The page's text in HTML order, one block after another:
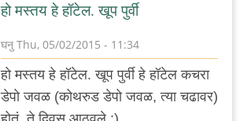
हो मस्तय हे हॉटेल. खूप पुर्वी
घनु Thu, 05/02/2015 - 11:34
In
reply
to
हो मस्तय हे हॉटेल. खूप पुर्वी हे हॉटेल कचरा
डेपो जवळ (कोथरुड डेपो जवळ, त्या चढावर)